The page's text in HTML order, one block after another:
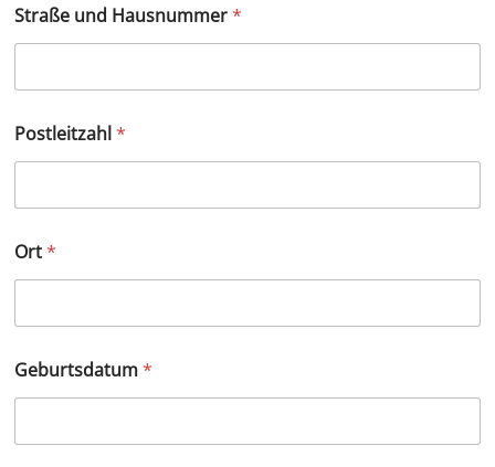
Straße und Hausnummer*
Postleitzahl*
Ort*
Geburtsdatum*